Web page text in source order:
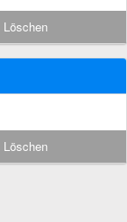
Löschen
Löschen